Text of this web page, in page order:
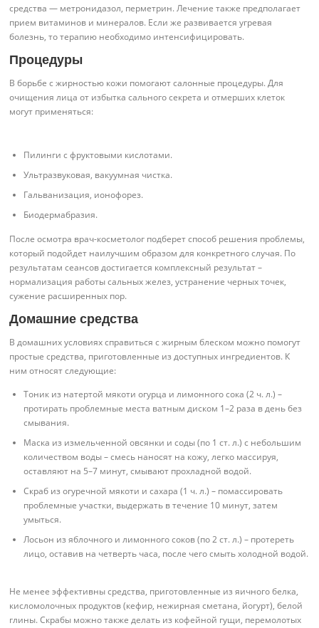
средства — метронидазол, перметрин. Лечение также предполагает
прием витаминов и минералов. Если же развивается угревая
болезнь, то терапию необходимо интенсифицировать.
Процедуры
В борьбе с жирностью кожи помогают салонные процедуры. Для
очищения лица от избытка сального секрета и отмерших клеток
могут применяться:
Пилинги с фруктовыми кислотами.
Ультразвуковая, вакуумная чистка.
Гальванизация, ионофорез.
Биодермабразия.
После осмотра врач-косметолог подберет способ решения проблемы,
который подойдет наилучшим образом для конкретного случая. По
результатам сеансов достигается комплексный результат –
нормализация работы сальных желез, устранение черных точек,
сужение расширенных пор.
Домашние средства
В домашних условиях справиться с жирным блеском можно помогут
простые средства, приготовленные из доступных ингредиентов. К
ним относят следующие:
Тоник из натертой мякоти огурца и лимонного сока (2 ч. л.) –
протирать проблемные места ватным диском 1–2 раза в день без
смывания.
Маска из измельченной овсянки и соды (по 1 ст. л.) с небольшим
количеством воды – смесь наносят на кожу, легко массируя,
оставляют на 5–7 минут, смывают прохладной водой.
Скраб из огуречной мякоти и сахара (1 ч. л.) – помассировать
проблемные участки, выдержать в течение 10 минут, затем
умыться.
Лосьон из яблочного и лимонного соков (по 2 ст. л.) – протереть
лицо, оставив на четверть часа, после чего смыть холодной водой.
Не менее эффективны средства, приготовленные из яичного белка,
кисломолочных продуктов (кефир, нежирная сметана, йогурт), белой
глины. Скрабы можно также делать из кофейной гущи, перемолотых